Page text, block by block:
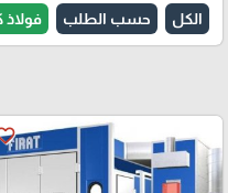
الكل حسب الطلب فولاذ